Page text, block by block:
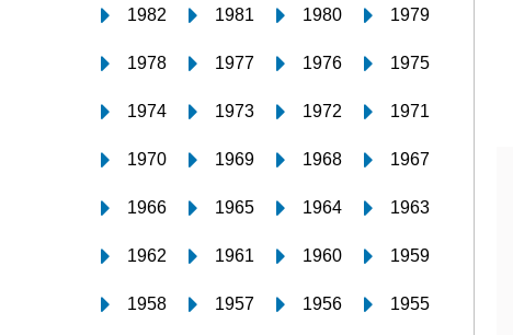
1982 1981 1980 1979
1978 1977 1976 1975
1974 1973 1972 1971
1970 1969 1968 1967
1966 1965 1964 1963
1962 1961 1960 1959
1958 1957 1956 1955